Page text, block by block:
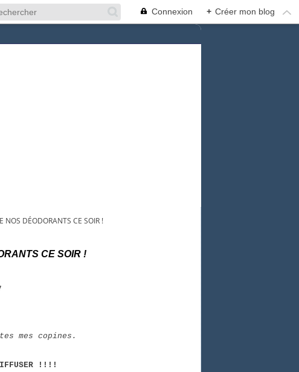
Connexion + Créer mon blog
NOS DÉODORANTS CE SOIR !
CE SOIR !
toutes mes copines.
!!!!